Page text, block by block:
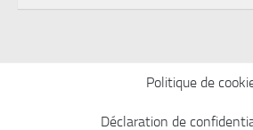
Politique de
Déclaration de